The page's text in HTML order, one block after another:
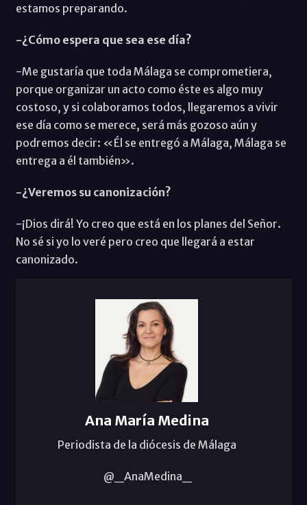
estamos preparando.
-¿Cómo espera que sea ese día?
-Me gustaría que toda Málaga se comprometiera,
porque organizar un acto como éste es algo muy
costoso, y si colaboramos todos, llegaremos a vivir
ese día como se merece, será más gozoso aún y
podremos decir: «Él se entregó a Málaga, Málaga se
entrega a él también».
-¿Veremos su canonización?
-¡Dios dirá! Yo creo que está en los planes del Señor.
No sé si yo lo veré pero creo que llegará a estar
canonizado.
Ana María Medina
Periodista de la diócesis de Málaga
@_AnaMedina_